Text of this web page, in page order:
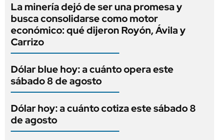
La minería dejó de ser una promesa y
busca consolidarse como motor
económico: qué dijeron Royón, Ávila y
Carrizo
Dólar blue hoy: a cuánto opera este
sábado 8 de agosto
Dólar hoy: a cuánto cotiza este sábado 8
de agosto